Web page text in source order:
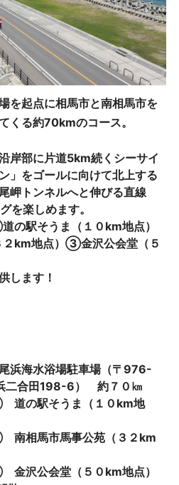
を起点に相馬市と南相馬市を
くる約70kmのコース。
岸部に片道5km続くシーサイ
」をゴールに向けて北上する
岬トンネルへと伸びる直線
を楽しめます。
の駅そうま（１０km地点）
km地点）③金沢公会堂（５
します！
浜海水浴場駐車場（〒976-
二合田198-6） 約７０㎞
道の駅そうま（１０km地
南相馬市馬事公苑（３２km
金沢公会堂（５０km地点）